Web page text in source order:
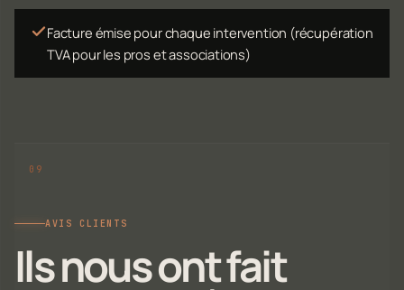
Facture émise pour chaque intervention (récupération
TVA pour les pros et associations)
AVIS CLIENTS
Ils nous ont fait